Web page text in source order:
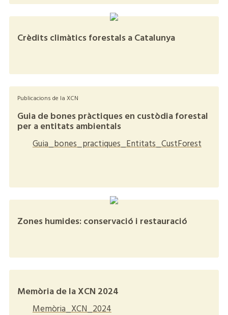
Crèdits climàtics forestals a Catalunya
Publicacions de la XCN
Guia de bones pràctiques en custòdia forestal
per a entitats ambientals
Guia_bones_practiques_Entitats_CustForest
Zones humides: conservació i restauració
Memòria de la XCN 2024
Memòria_XCN_2024